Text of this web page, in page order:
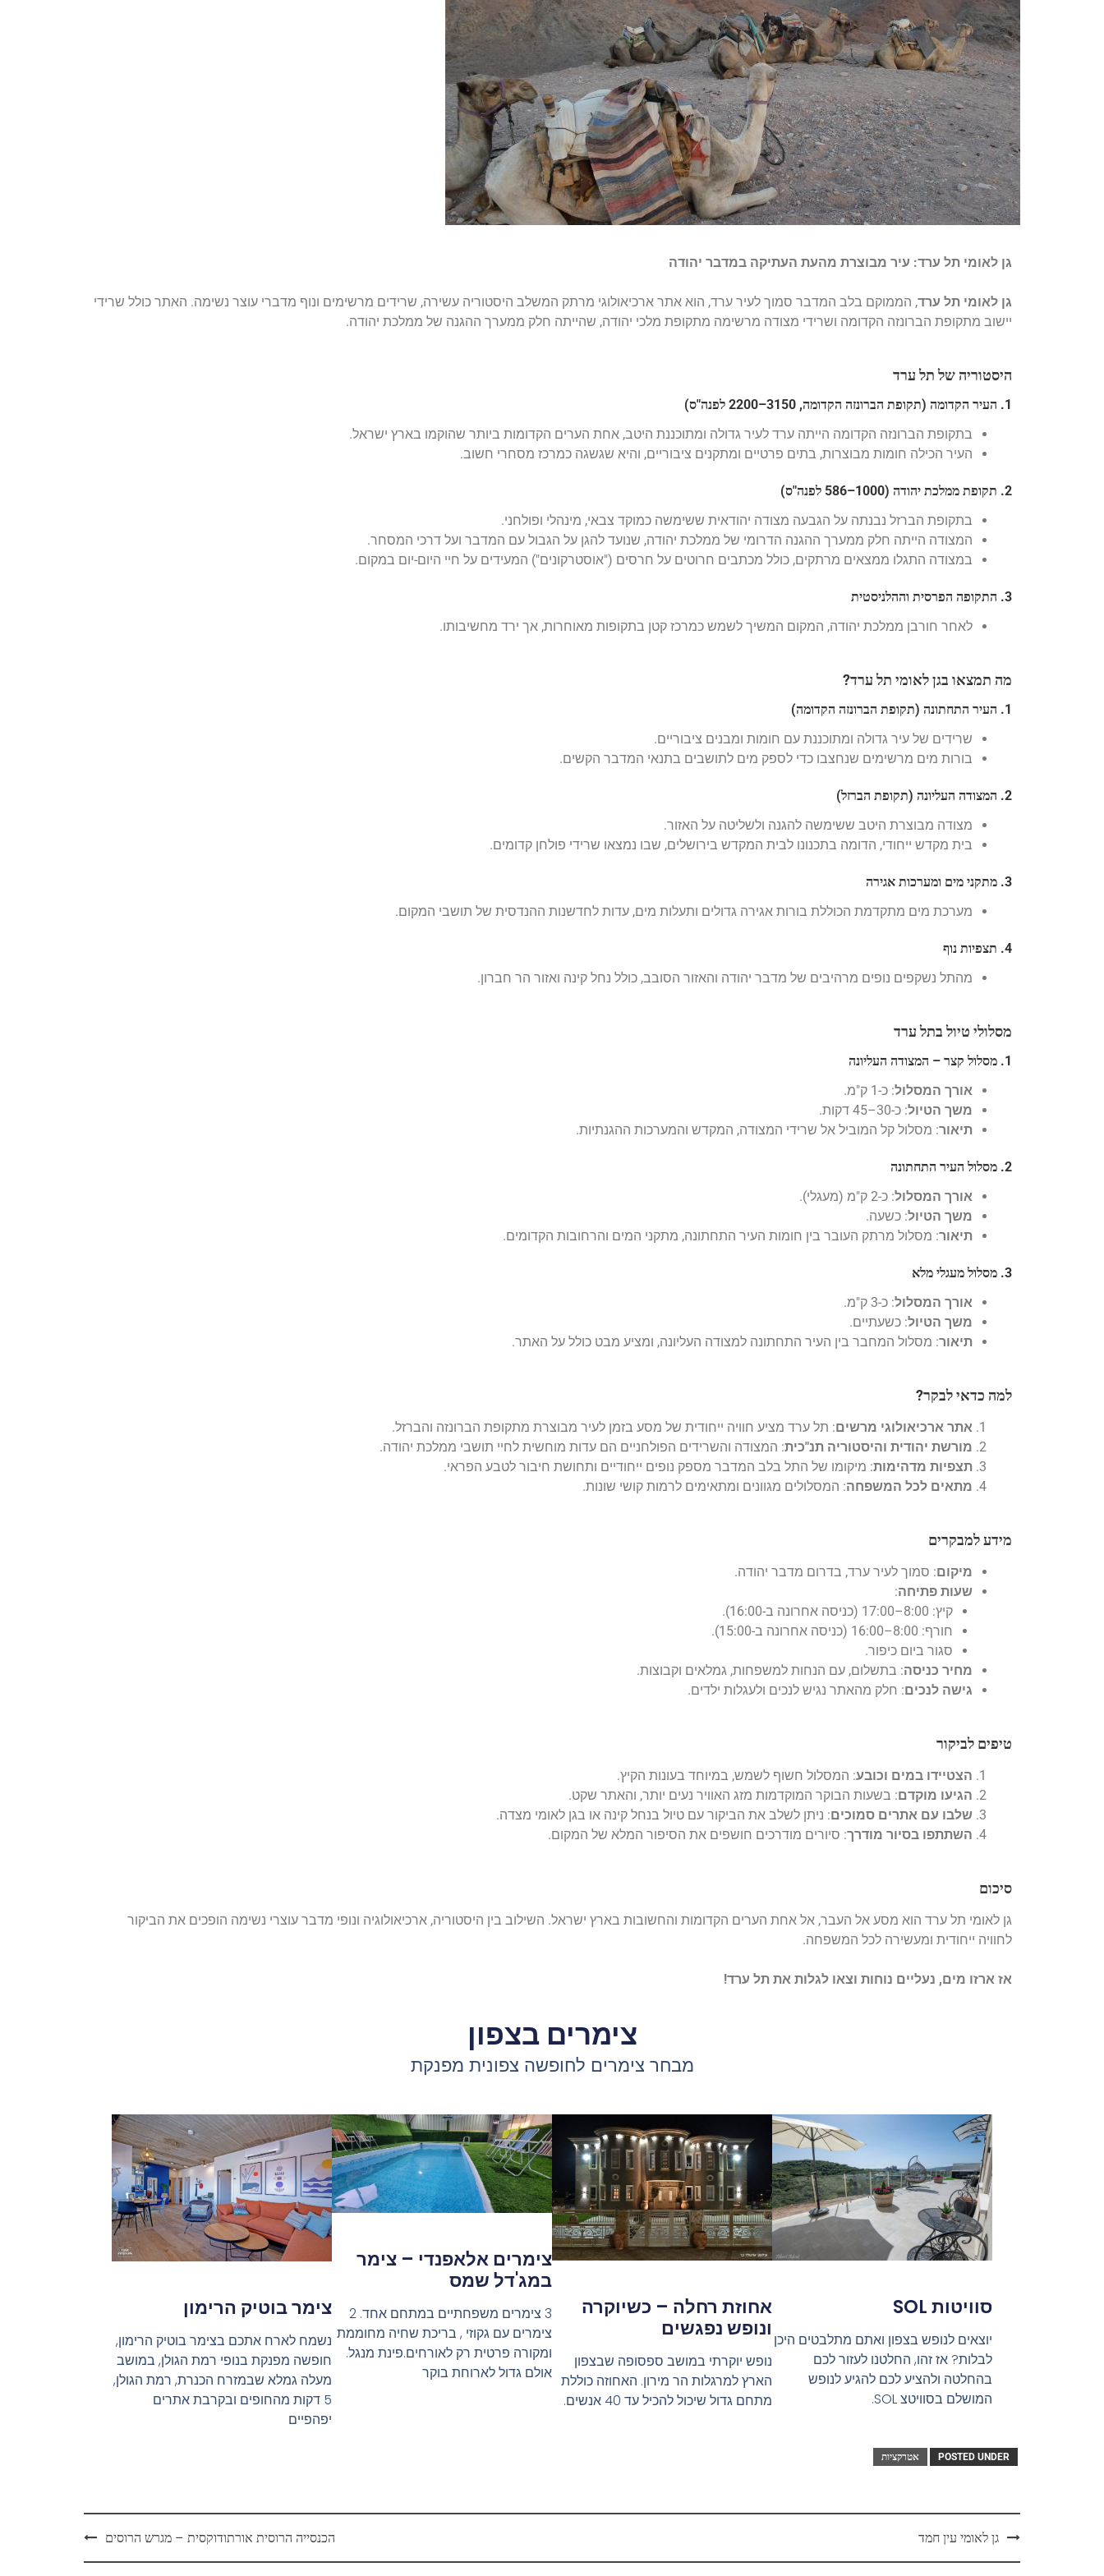
גן לאומי תל ערד: עיר מבוצרת מהעת העתיקה במדבר יהודה
גן לאומי תל ערד, הממוקם בלב המדבר סמוך לעיר ערד, הוא אתר ארכיאולוגי מרתק המשלב היסטוריה עשירה, שרידים מרשימים ונוף מדברי עוצר נשימה. האתר כולל שרידי
יישוב מתקופת הברונזה הקדומה ושרידי מצודה מרשימה מתקופת מלכי יהודה, שהייתה חלק ממערך ההגנה של ממלכת יהודה.
היסטוריה של תל ערד
1. העיר הקדומה (תקופת הברונזה הקדומה, 3150–2200 לפנה"ס)
בתקופת הברונזה הקדומה הייתה ערד לעיר גדולה ומתוכננת היטב, אחת הערים הקדומות ביותר שהוקמו בארץ ישראל.
העיר הכילה חומות מבוצרות, בתים פרטיים ומתקנים ציבוריים, והיא שגשגה כמרכז מסחרי חשוב.
2. תקופת ממלכת יהודה (1000–586 לפנה"ס)
בתקופת הברזל נבנתה על הגבעה מצודה יהודאית ששימשה כמוקד צבאי, מינהלי ופולחני.
המצודה הייתה חלק ממערך ההגנה הדרומי של ממלכת יהודה, שנועד להגן על הגבול עם המדבר ועל דרכי המסחר.
במצודה התגלו ממצאים מרתקים, כולל מכתבים חרוטים על חרסים ("אוסטרקונים") המעידים על חיי היום-יום במקום.
3. התקופה הפרסית וההלניסטית
לאחר חורבן ממלכת יהודה, המקום המשיך לשמש כמרכז קטן בתקופות מאוחרות, אך ירד מחשיבותו.
מה תמצאו בגן לאומי תל ערד?
1. העיר התחתונה (תקופת הברונזה הקדומה)
שרידים של עיר גדולה ומתוכננת עם חומות ומבנים ציבוריים.
בורות מים מרשימים שנחצבו כדי לספק מים לתושבים בתנאי המדבר הקשים.
2. המצודה העליונה (תקופת הברזל)
מצודה מבוצרת היטב ששימשה להגנה ולשליטה על האזור.
בית מקדש ייחודי, הדומה בתכנונו לבית המקדש בירושלים, שבו נמצאו שרידי פולחן קדומים.
3. מתקני מים ומערכות אגירה
מערכת מים מתקדמת הכוללת בורות אגירה גדולים ותעלות מים, עדות לחדשנות ההנדסית של תושבי המקום.
4. תצפיות נוף
מהתל נשקפים נופים מרהיבים של מדבר יהודה והאזור הסובב, כולל נחל קינה ואזור הר חברון.
מסלולי טיול בתל ערד
1. מסלול קצר – המצודה העליונה
אורך המסלול: כ-1 ק"מ.
משך הטיול: כ-30–45 דקות.
תיאור: מסלול קל המוביל אל שרידי המצודה, המקדש והמערכות ההגנתיות.
2. מסלול העיר התחתונה
אורך המסלול: כ-2 ק"מ (מעגלי).
משך הטיול: כשעה.
תיאור: מסלול מרתק העובר בין חומות העיר התחתונה, מתקני המים והרחובות הקדומים.
3. מסלול מעגלי מלא
אורך המסלול: כ-3 ק"מ.
משך הטיול: כשעתיים.
תיאור: מסלול המחבר בין העיר התחתונה למצודה העליונה, ומציע מבט כולל על האתר.
למה כדאי לבקר?
אתר ארכיאולוגי מרשים: תל ערד מציע חוויה ייחודית של מסע בזמן לעיר מבוצרת מתקופת הברונזה והברזל.
מורשת יהודית והיסטוריה תנ"כית: המצודה והשרידים הפולחניים הם עדות מוחשית לחיי תושבי ממלכת יהודה.
תצפיות מדהימות: מיקומו של התל בלב המדבר מספק נופים ייחודיים ותחושת חיבור לטבע הפראי.
מתאים לכל המשפחה: המסלולים מגוונים ומתאימים לרמות קושי שונות.
מידע למבקרים
מיקום: סמוך לעיר ערד, בדרום מדבר יהודה.
שעות פתיחה:
קיץ: 8:00–17:00 (כניסה אחרונה ב-16:00).
חורף: 8:00–16:00 (כניסה אחרונה ב-15:00).
סגור ביום כיפור.
מחיר כניסה: בתשלום, עם הנחות למשפחות, גמלאים וקבוצות.
גישה לנכים: חלק מהאתר נגיש לנכים ולעגלות ילדים.
טיפים לביקור
הצטיידו במים וכובע: המסלול חשוף לשמש, במיוחד בעונות הקיץ.
הגיעו מוקדם: בשעות הבוקר המוקדמות מזג האוויר נעים יותר, והאתר שקט.
שלבו עם אתרים סמוכים: ניתן לשלב את הביקור עם טיול בנחל קינה או בגן לאומי מצדה.
השתתפו בסיור מודרך: סיורים מודרכים חושפים את הסיפור המלא של המקום.
סיכום
גן לאומי תל ערד הוא מסע אל העבר, אל אחת הערים הקדומות והחשובות בארץ ישראל. השילוב בין היסטוריה, ארכיאולוגיה ונופי מדבר עוצרי נשימה הופכים את הביקור
לחוויה ייחודית ומעשירה לכל המשפחה.
אז ארזו מים, נעליים נוחות וצאו לגלות את תל ערד!
צימרים בצפון
מבחר צימרים לחופשה צפונית מפנקת
סוויטות SOL
יוצאים לנופש בצפון ואתם מתלבטים היכן
לבלות? אז זהו, החלטנו לעזור לכם
בהחלטה ולהציע לכם להגיע לנופש
המושלם בסוויטצ SOL.
אחוזת רחלה – כשיוקרה
ונופש נפגשים
נופש יוקרתי במושב ספסופה שבצפון
הארץ למרגלות הר מירון. האחוזה כוללת
מתחם גדול שיכול להכיל עד 40 אנשים.
צימרים אלאפנדי – צימר
במג'דל שמס
3 צימרים משפחתיים במתחם אחד. 2
צימרים עם גקוזי , בריכת שחיה מחוממת
ומקורה פרטית רק לאורחים.פינת מנגל.
אולם גדול לארוחת בוקר
צימר בוטיק הרימון
נשמח לארח אתכם בצימר בוטיק הרימון,
חופשה מפנקת בנופי רמת הגולן, במושב
מעלה גמלא שבמזרח הכנרת, רמת הגולן,
5 דקות מהחופים ובקרבת אתרים
יפהפיים
POSTED UNDER אטרקציות
גן לאומי עין חמד הכנסייה הרוסית אורתודוקסית – מגרש הרוסים